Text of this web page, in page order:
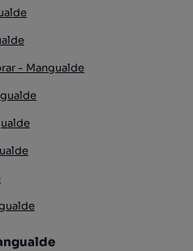
- Mangualde